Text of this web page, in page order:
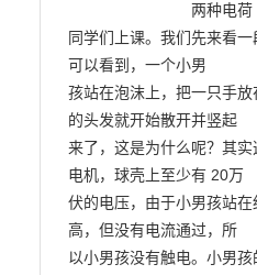
同学们上课。我们先来看
可以看到，一个小男
孩站在泡沫上，把一只手
的头发就开始散开并竖起
来了，这是为什么呢？其
电机，球壳上至少有 20万
伏的电压，由于小男孩站
高，但没有电流通过，所
以小男孩没有触电。小男孩